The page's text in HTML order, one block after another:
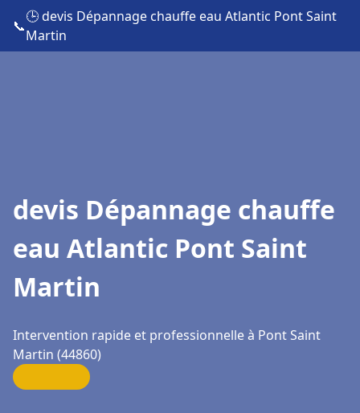
📞
🕒 devis Dépannage chauffe eau Atlantic Pont Saint
Martin
devis Dépannage chauffe
eau Atlantic Pont Saint
Martin
Intervention rapide et professionnelle à Pont Saint
Martin (44860)